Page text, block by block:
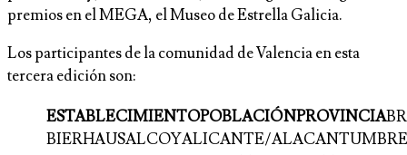
premios en el MEGA, el Museo de Estrella Galicia.
Los participantes de la comunidad de Valencia en esta
tercera edición son:
ESTABLECIMIENTOPOBLACIÓNPROVINCIA
BIERHAUSALCOYALICANTE/